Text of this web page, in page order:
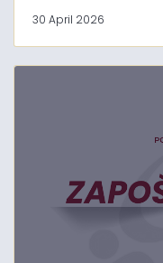
30 April 2026